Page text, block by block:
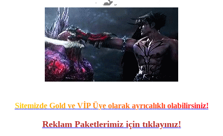
Sitemizde Gold ve VİP Üye olarak ayrıcalıklı olabilirsiniz!
Reklam Paketlerimiz için tıklayınız!